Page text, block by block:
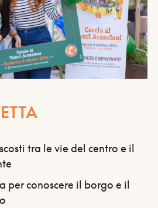
tra le vie del centro e il
per conoscere il borgo e il